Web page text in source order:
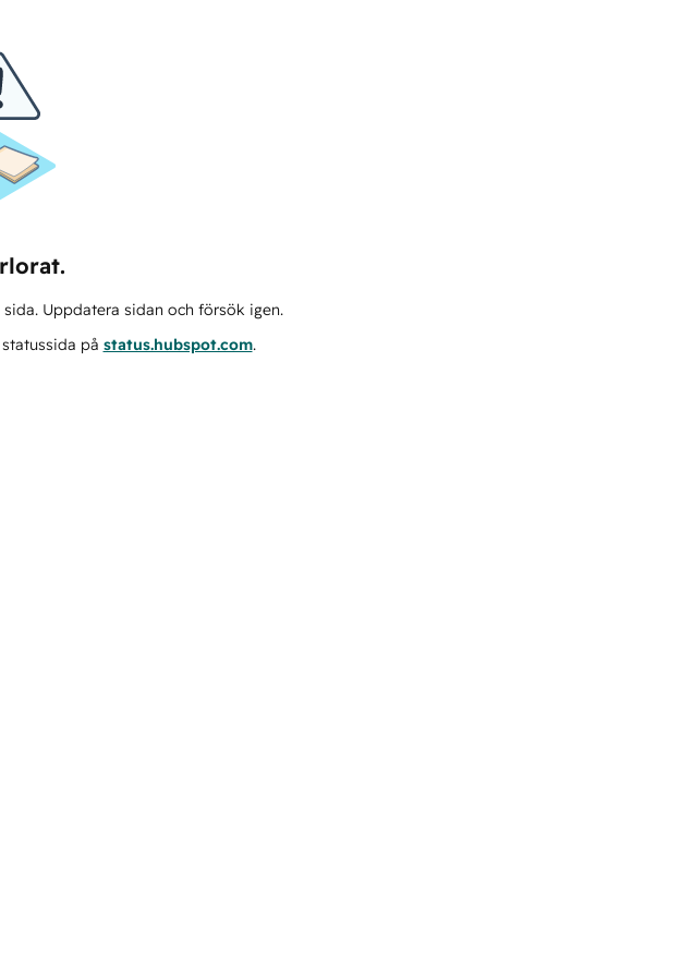
Uppdatera sidan och försök igen.
på status.hubspot.com.